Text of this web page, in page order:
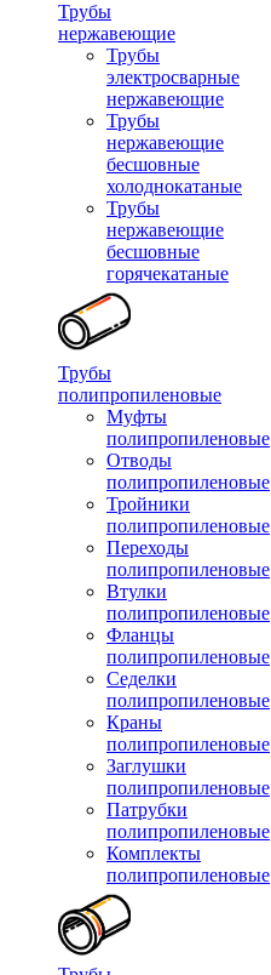
Трубы
нержавеющие
Трубы
электросварные
нержавеющие
Трубы
нержавеющие
бесшовные
холоднокатаные
Трубы
нержавеющие
бесшовные
горячекатаные
Трубы
полипропиленовые
Муфты
полипропиленовые
Отводы
полипропиленовые
Тройники
полипропиленовые
Переходы
полипропиленовые
Втулки
полипропиленовые
Фланцы
полипропиленовые
Седелки
полипропиленовые
Краны
полипропиленовые
Заглушки
полипропиленовые
Патрубки
полипропиленовые
Комплекты
полипропиленовые